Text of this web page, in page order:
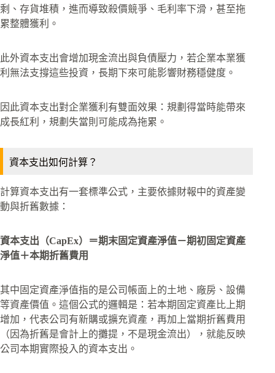
剩、存貨堆積，進而導致殺價競爭、毛利率下滑，甚至拖
累整體獲利。
此外資本支出會增加現金流出與負債壓力，若企業本業獲
利無法支撐這些投資，長期下來可能影響財務穩健度。
因此資本支出對企業獲利有雙面效果：規劃得當時能帶來
成長紅利，規劃失當則可能成為拖累。
資本支出如何計算？
計算資本支出有一套標準公式，主要依據財報中的資產變
動與折舊數據：
資本支出（CapEx）＝期末固定資產淨值－期初固定資產
淨值＋本期折舊費用
其中固定資產淨值指的是公司帳面上的土地、廠房、設備
等資產價值。這個公式的邏輯是：若本期固定資產比上期
增加，代表公司有新購或擴充資產，再加上當期折舊費用
（因為折舊是會計上的攤提，不是現金流出），就能反映
公司本期實際投入的資本支出。